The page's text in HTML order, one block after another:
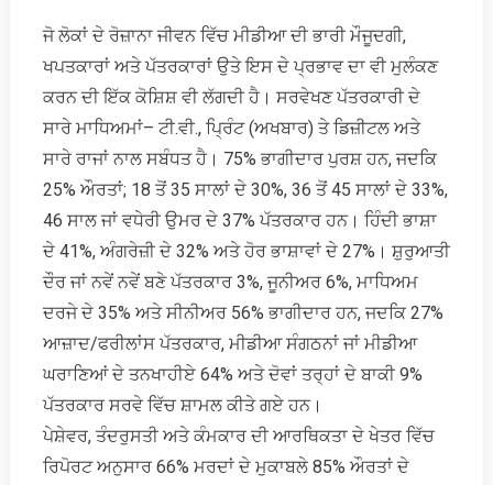
ਜੋ ਲੋਕਾਂ ਦੇ ਰੋਜ਼ਾਨਾ ਜੀਵਨ ਵਿੱਚ ਮੀਡੀਆ ਦੀ ਭਾਰੀ ਮੌਜੂਦਗੀ,
ਖਪਤਕਾਰਾਂ ਅਤੇ ਪੱਤਰਕਾਰਾਂ ਉਤੇ ਇਸ ਦੇ ਪ੍ਰਭਾਵ ਦਾ ਵੀ ਮੁਲੰਕਣ
ਕਰਨ ਦੀ ਇੱਕ ਕੋਸ਼ਿਸ਼ ਵੀ ਲੱਗਦੀ ਹੈ। ਸਰਵੇਖਣ ਪੱਤਰਕਾਰੀ ਦੇ
ਸਾਰੇ ਮਾਧਿਅਮਾਂ– ਟੀ.ਵੀ., ਪ੍ਰਿੰਟ (ਅਖਬਾਰ) ਤੇ ਡਿਜ਼ੀਟਲ ਅਤੇ
ਸਾਰੇ ਰਾਜਾਂ ਨਾਲ ਸਬੰਧਤ ਹੈ। 75% ਭਾਗੀਦਾਰ ਪੁਰਸ਼ ਹਨ, ਜਦਕਿ
25% ਔਰਤਾਂ; 18 ਤੋਂ 35 ਸਾਲਾਂ ਦੇ 30%, 36 ਤੋਂ 45 ਸਾਲਾਂ ਦੇ 33%,
46 ਸਾਲ ਜਾਂ ਵਧੇਰੀ ਉਮਰ ਦੇ 37% ਪੱਤਰਕਾਰ ਹਨ। ਹਿੰਦੀ ਭਾਸ਼ਾ
ਦੇ 41%, ਅੰਗਰੇਜ਼ੀ ਦੇ 32% ਅਤੇ ਹੋਰ ਭਾਸ਼ਾਵਾਂ ਦੇ 27%। ਸ਼ੁਰੁਆਤੀ
ਦੌਰ ਜਾਂ ਨਵੇਂ ਨਵੇਂ ਬਣੇ ਪੱਤਰਕਾਰ 3%, ਜੂਨੀਅਰ 6%, ਮਾਧਿਅਮ
ਦਰਜੇ ਦੇ 35% ਅਤੇ ਸੀਨੀਅਰ 56% ਭਾਗੀਦਾਰ ਹਨ, ਜਦਕਿ 27%
ਆਜ਼ਾਦ/ਫਰੀਲਾਂਸ ਪੱਤਰਕਾਰ, ਮੀਡੀਆ ਸੰਗਠਨਾਂ ਜਾਂ ਮੀਡੀਆ
ਘਰਾਣਿਆਂ ਦੇ ਤਨਖਾਹੀਏ 64% ਅਤੇ ਦੋਵਾਂ ਤਰ੍ਹਾਂ ਦੇ ਬਾਕੀ 9%
ਪੱਤਰਕਾਰ ਸਰਵੇ ਵਿੱਚ ਸ਼ਾਮਲ ਕੀਤੇ ਗਏ ਹਨ।
ਪੇਸ਼ੇਵਰ, ਤੰਦਰੁਸਤੀ ਅਤੇ ਕੰਮਕਾਰ ਦੀ ਆਰਥਿਕਤਾ ਦੇ ਖੇਤਰ ਵਿੱਚ
ਰਿਪੋਰਟ ਅਨੁਸਾਰ 66% ਮਰਦਾਂ ਦੇ ਮੁਕਾਬਲੇ 85% ਔਰਤਾਂ ਦੇ